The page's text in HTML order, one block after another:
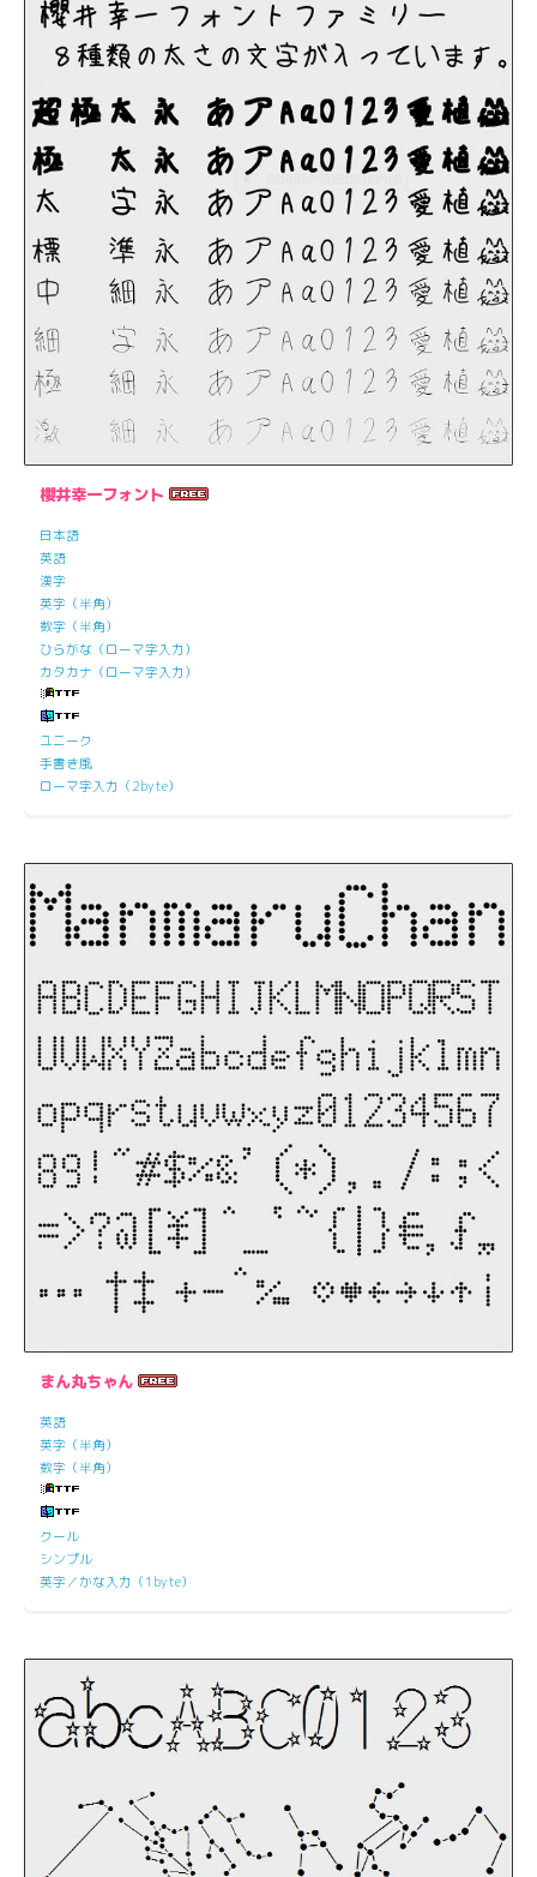
櫻井幸一フォント
日本語
英語
漢字
英字（半角）
数字（半角）
ひらがな（ローマ字入力）
カタカナ（ローマ字入力）
ユニーク
手書き風
ローマ字入力（2byte）
まん丸ちゃん
英語
英字（半角）
数字（半角）
クール
シンプル
英字／かな入力（1byte）